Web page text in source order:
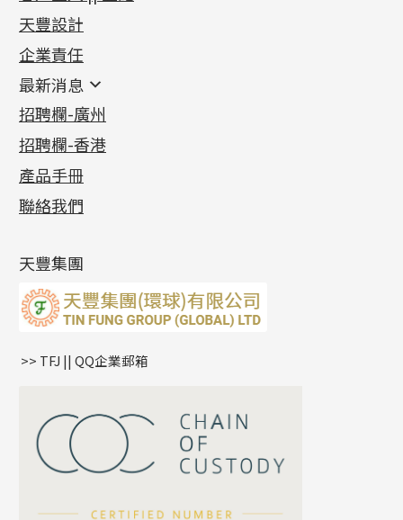
足金系列
足金配件
機織鏈系列
珠仔鏈
镶口链
管狀網鏈
十字車花鏈系列
十字閃O鏈系列
十字錘打鏈系列
側身車花鏈系列
側身鏈系列
雙十字鏈系列
水波鏈系列
蛇骨鏈系列
鏈尾系列
嘴唇鏈系列
S車花鏈系列
珍珠鏈系列
坦克鏈系列
滿天星鏈系列
首飾配件
耳環類配件
卷迫系列
螺絲迫系列
梅花迫系列
平臺迫系列
綫拍系列
美拍系列
耳環扣系列
耳綫/耳鈎系列
耳環爪頭
耳環
鏈類配件
動感車花吊墜
調節珠系列
生圈扣系列
龍蝦扣系列
鴨俐制系列
字母吊墜
相盒吊墜
項鏈吊墜
生肖吊墜
星座吊墜
珠扣
其他類配件
珠盤系列
袖口鈕系列
焊片及鐳射綫
空心車花管
珠類配件
無孔光身珠
空心光身珠
無孔批花珠
鑲口類
四爪頭系列
六爪頭系列
車花片
動感車花片
鑲口戒指
鑲口手鏈系列
首飾系列
手镯系列
戒指系列
空心耳環
空心车花管首饰链
空心手鐲系列
貴金屬原料
千足金
記憶金屬系列
記憶戒指
拉簧珠珠手鏈
記憶鈦手鐲
天豐設計
企業責任
最新消息
最新消息
各項證書(2)
相片集(9)
展覽會資訊
最新產品資訊
招聘欄-廣州
招聘欄-香港
產品手冊
聯絡我們
天豐集團
>> TFJ || QQ企業郵箱